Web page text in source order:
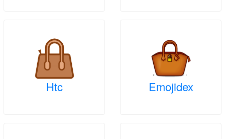
Emojidex
Htc